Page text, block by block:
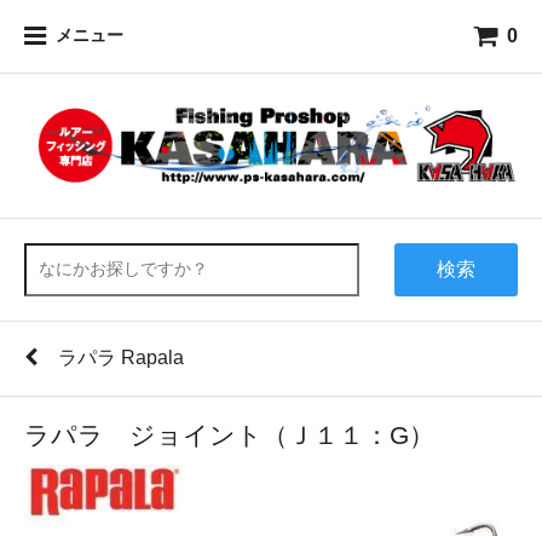
メニュー 0
検索
ラパラ Rapala
ラパラ ジョイント（Ｊ１１：G）